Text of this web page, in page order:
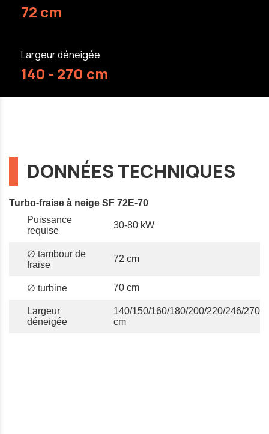
72 cm
Largeur déneigée
140 - 270 cm
DONNÉES TECHNIQUES
Turbo-fraise à neige SF 72E-70
Puissance
requise
30-80 kW
∅ tambour de
fraise
72 cm
∅ turbine 70 cm
Largeur
déneigée
140/150/160/180/200/220/246/270
cm